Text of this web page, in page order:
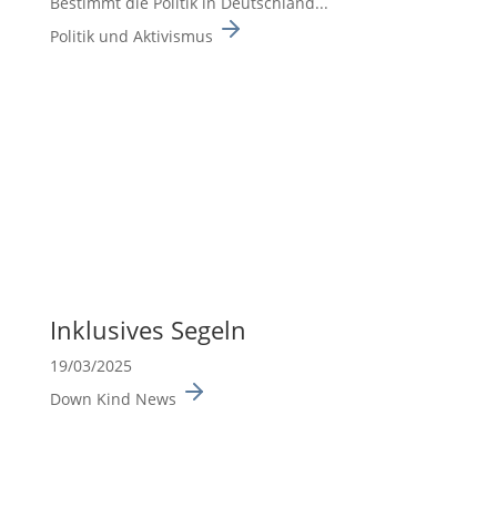
Politik und Aktivismus
Inklu­sives Segeln
19/03/2025
Down Kind News